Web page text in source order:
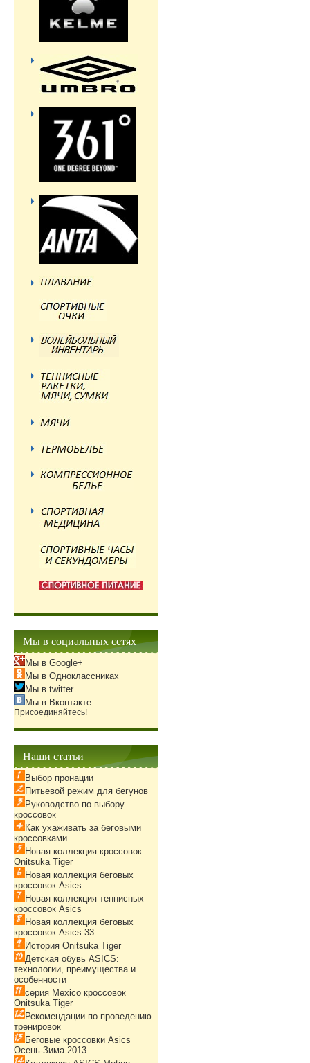
Мы в социальных сетях
Мы в Google+
Мы в Одноклассниках
Мы в twitter
Мы в Вконтакте
Присоединяйтесь!
Наши статьи
Выбор пронации
Питьевой режим для бегунов
Руководство по выбору
кроссовок
Как ухаживать за беговыми
кроссовками
Новая коллекция кроссовок
Onitsuka Tiger
Новая коллекция беговых
кроссовок Asics
Новая коллекция теннисных
кроссовок Asics
Новая коллекция беговых
кроссовок Asics 33
История Onitsuka Tiger
Детская обувь ASICS:
технологии, преимущества и
особенности
серия Mexico кроссовок
Onitsuka Tiger
Рекомендации по проведению
тренировок
Беговые кроссовки Asics
Осень-Зима 2013